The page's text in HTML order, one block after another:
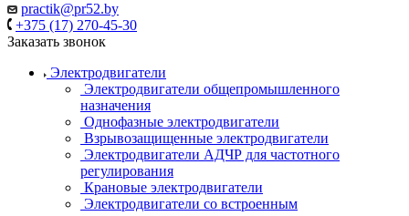
practik@pr52.by
+375 (17) 270-45-30
Заказать звонок
Электродвигатели
Электродвигатели общепромышленного
назначения
Однофазные электродвигатели
Взрывозащищенные электродвигатели
Электродвигатели АДЧР для частотного
регулирования
Крановые электродвигатели
Электродвигатели со встроенным